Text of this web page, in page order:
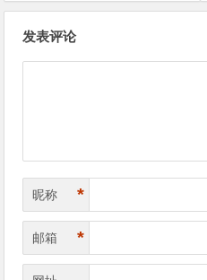
发表评论
昵称 *
邮箱 *